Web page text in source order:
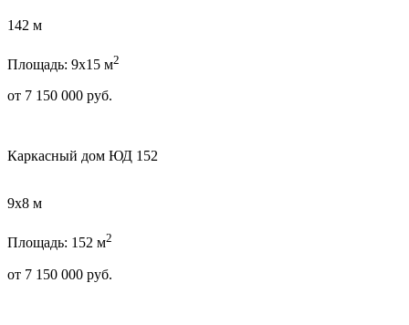
142 м
Площадь: 9х15 м2
от 7 150 000 руб.
Каркасный дом ЮД 152
9х8 м
Площадь: 152 м2
от 7 150 000 руб.